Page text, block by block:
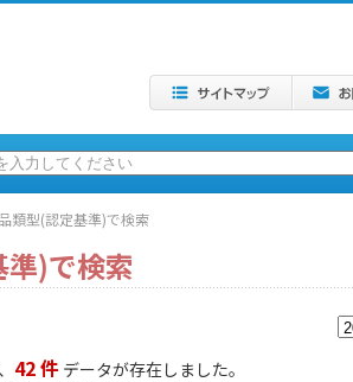
類型(認定基準)で検索
)で検索
42 件 データが存在しました。